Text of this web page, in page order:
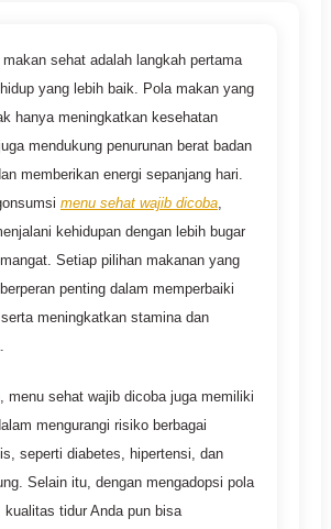
makan sehat adalah langkah pertama
yang lebih baik. Pola makan yang
hanya meningkatkan kesehatan
mendukung penurunan berat badan
memberikan energi sepanjang hari.
menu sehat wajib dicoba,
kehidupan dengan lebih bugar
Setiap pilihan makanan yang
penting dalam memperbaiki
meningkatkan stamina dan
menu sehat wajib dicoba juga memiliki
mengurangi risiko berbagai
seperti diabetes, hipertensi, dan
Selain itu, dengan mengadopsi pola
kualitas tidur Anda pun bisa